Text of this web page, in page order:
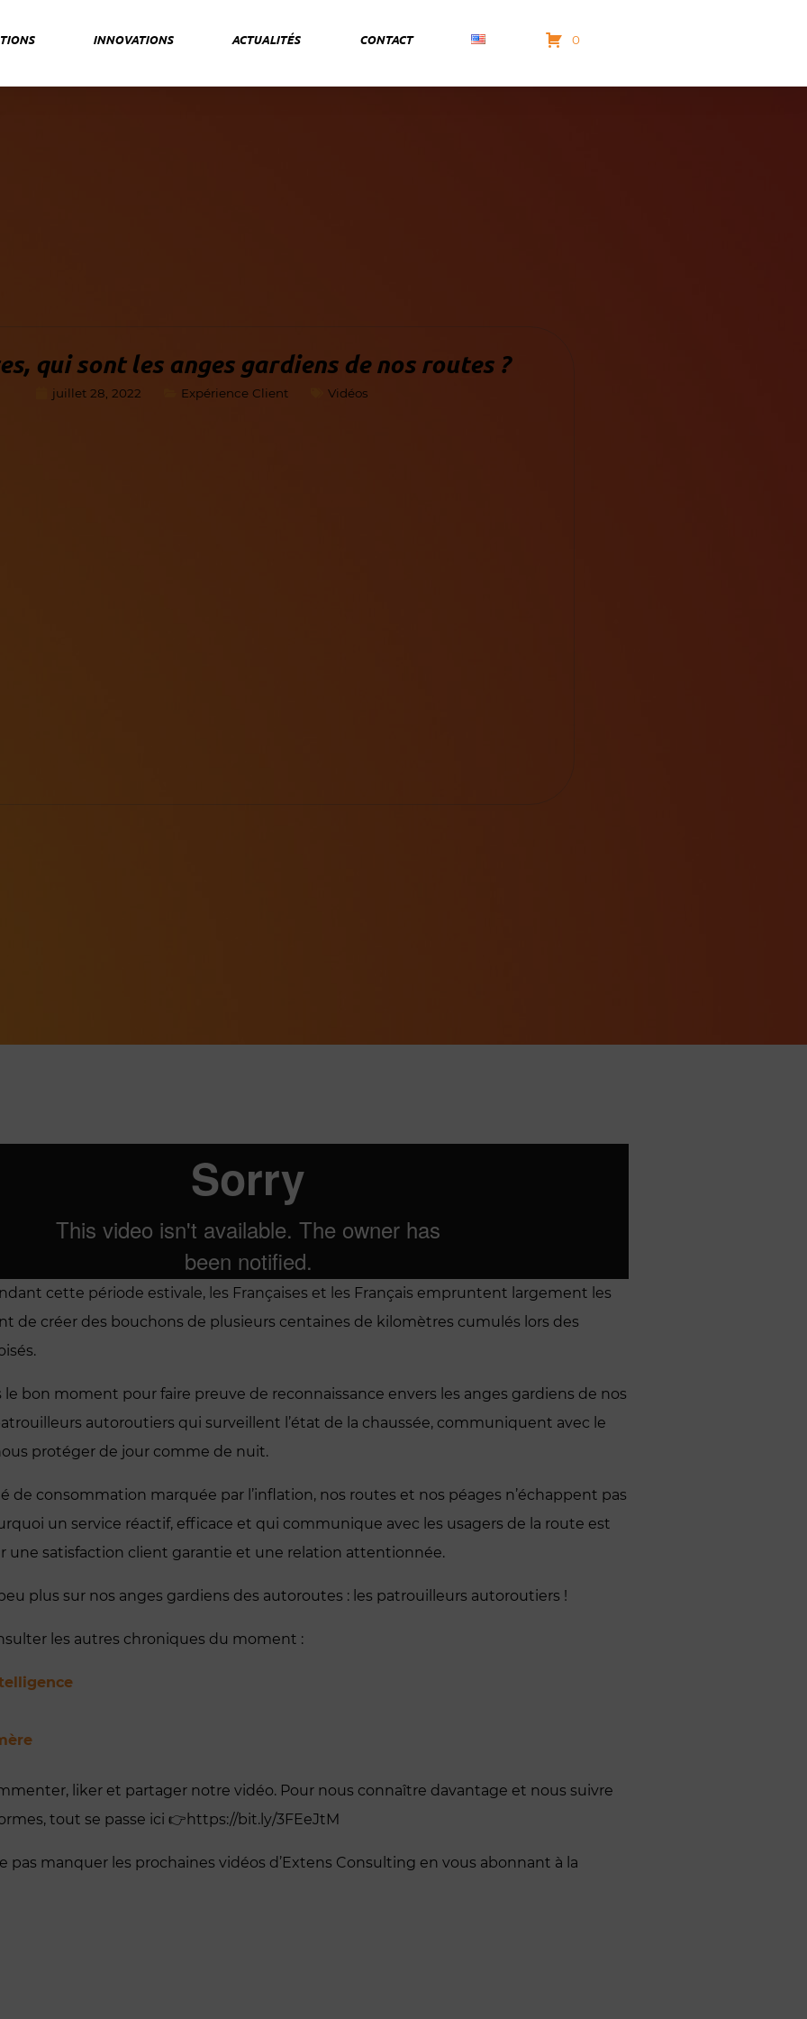
INNOVATIONS ACTUALITÉS CONTACT 0
qui sont les anges gardiens de nos routes ?
juillet 28, 2022 Expérience Client Vidéos
cette période estivale, les Françaises et les Français empruntent largement les
de créer des bouchons de plusieurs centaines de kilomètres cumulés lors des
le bon moment pour faire preuve de reconnaissance envers les anges gardiens de nos
autoroutiers qui surveillent l’état de la chaussée, communiquent avec le
protéger de jour comme de nuit.
de consommation marquée par l’inflation, nos routes et nos péages n’échappent pas
un service réactif, efficace et qui communique avec les usagers de la route est
une satisfaction client garantie et une relation attentionnée.
plus sur nos anges gardiens des autoroutes : les patrouilleurs autoroutiers !
les autres chroniques du moment :
liker et partager notre vidéo. Pour nous connaître davantage et nous suivre
tout se passe ici 👉https://bit.ly/3FEeJtM
pas manquer les prochaines vidéos d’Extens Consulting en vous abonnant à la